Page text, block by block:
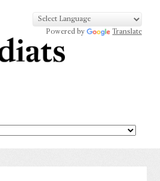
Powered by Translate